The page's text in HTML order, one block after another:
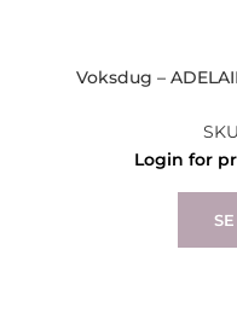
Voksdug –
Login for